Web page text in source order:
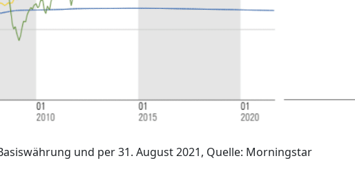
und per 31. August 2021, Quelle: Morningstar